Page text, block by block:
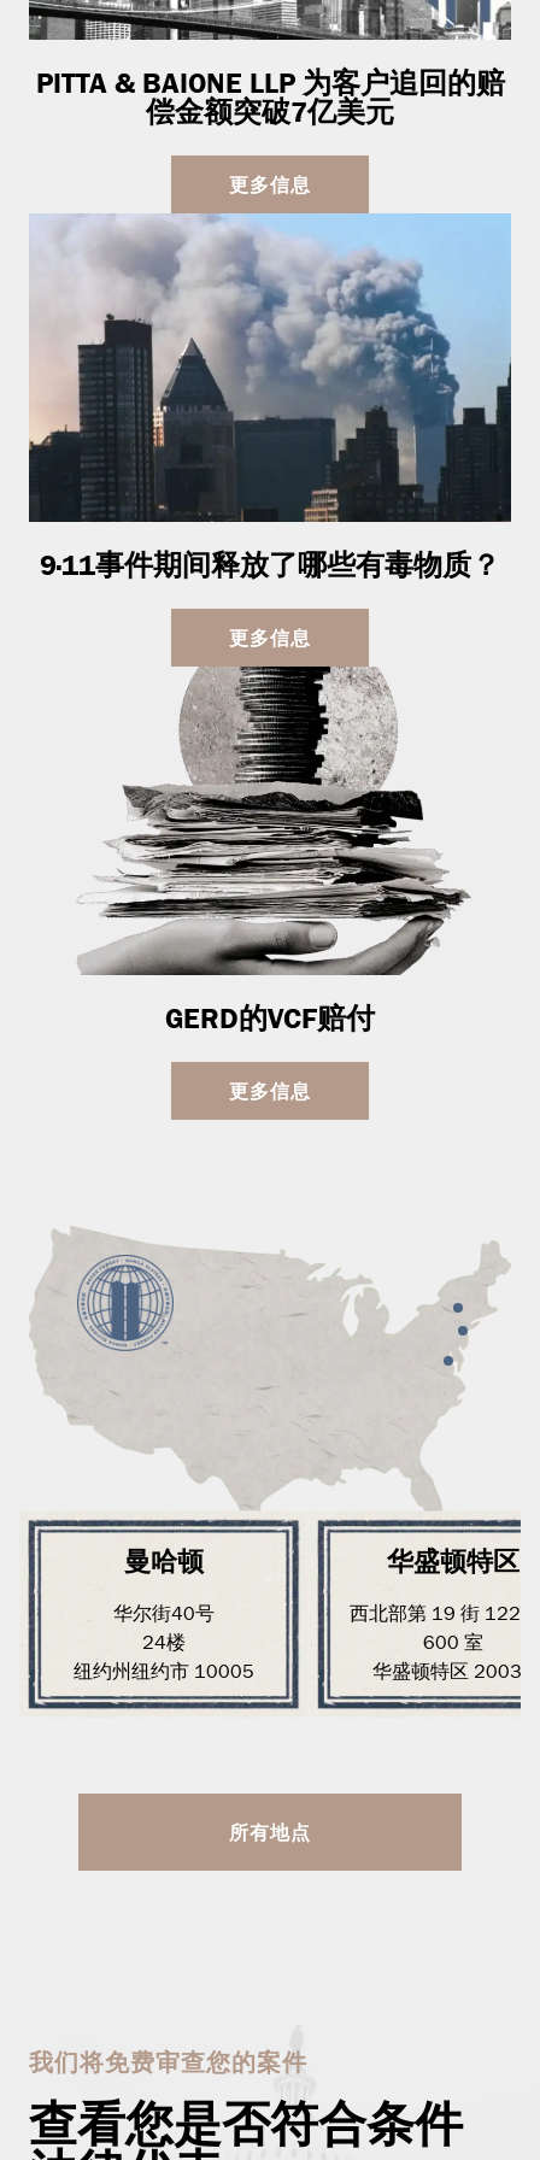
PITTA & BAIONE LLP 为客户追回的赔
偿金额突破7亿美元
更多信息
9·11事件期间释放了哪些有毒物质？
更多信息
GERD的VCF赔付
更多信息
曼哈顿
华尔街40号
24楼
纽约州纽约市 10005
华盛顿特区
西北部第 19 街 1220
600 室
华盛顿特区 20036
所有地点
我们将免费审查您的案件
查看您是否符合条件